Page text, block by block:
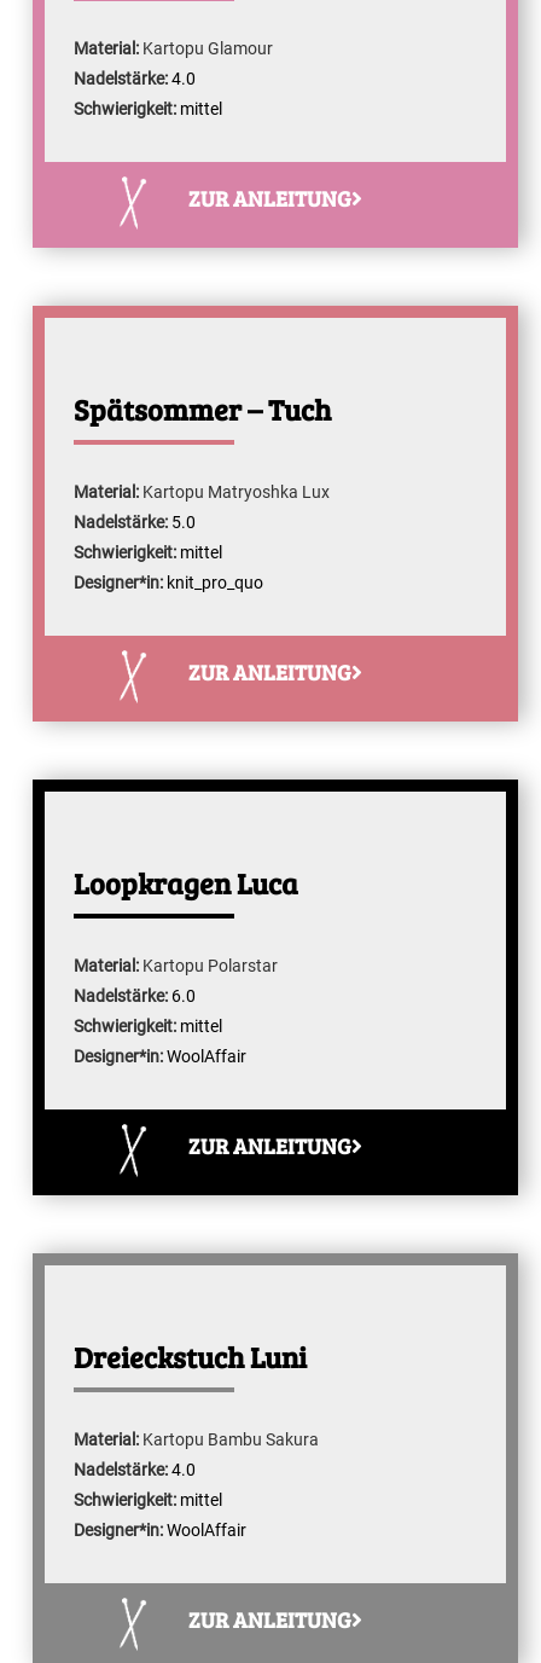
Material: Kartopu Glamour
Nadelstärke:4.0
Schwierigkeit: mittel
ZUR ANLEITUNG
Spätsommer – Tuch
Material: Kartopu Matryoshka Lux
Nadelstärke: 5.0
Schwierigkeit: mittel
Designer*in: knit_pro_quo
ZUR ANLEITUNG
Loopkragen Luca
Material: Kartopu Polarstar
Nadelstärke: 6.0
Schwierigkeit: mittel
Designer*in:WoolAffair
ZUR ANLEITUNG
Dreieckstuch Luni
Material: Kartopu Bambu Sakura
Nadelstärke:4.0
Schwierigkeit: mittel
Designer*in:WoolAffair
ZUR ANLEITUNG